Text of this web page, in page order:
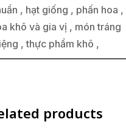
, hạt giống , phấn hoa ,
khô và gia vị , món tráng
, thực phẩm khô ,
products